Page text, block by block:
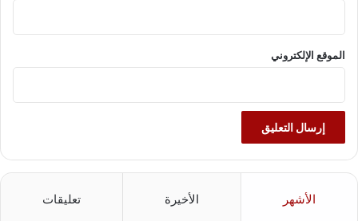
الموقع الإلكتروني
الأشهر الأخيرة تعليقات